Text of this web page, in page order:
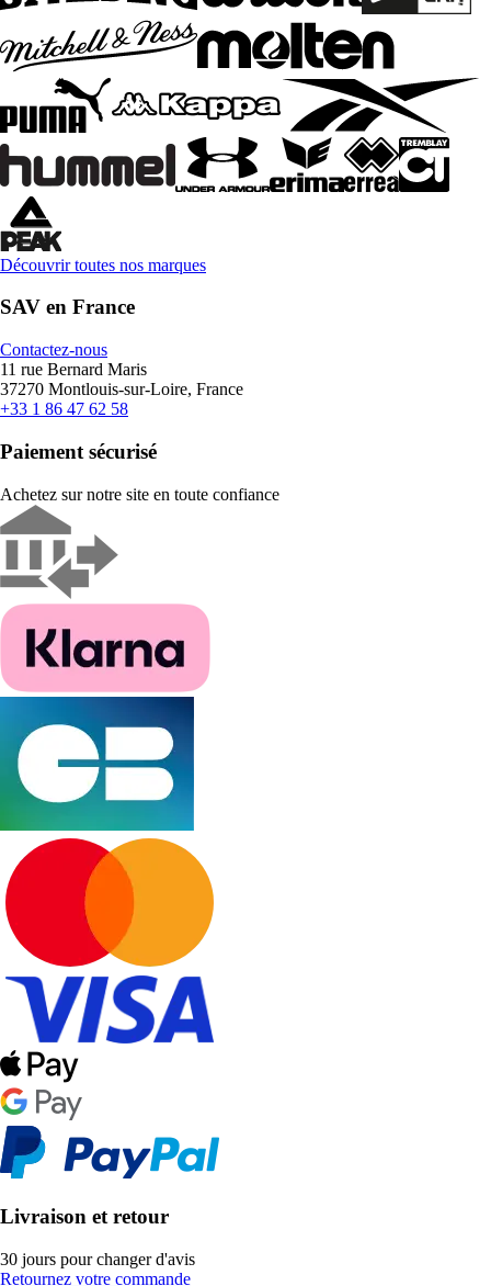
Découvrir toutes nos marques
SAV en France
Contactez-nous
11 rue Bernard Maris
37270 Montlouis-sur-Loire, France
+33 1 86 47 62 58
Paiement sécurisé
Achetez sur notre site en toute confiance
Livraison et retour
30 jours pour changer d'avis
Retournez votre commande